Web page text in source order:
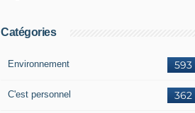
Catégories
593
Environnement
362
C'est personnel